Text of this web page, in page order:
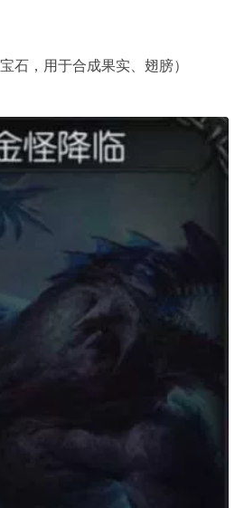
石，用于合成果实、翅膀）